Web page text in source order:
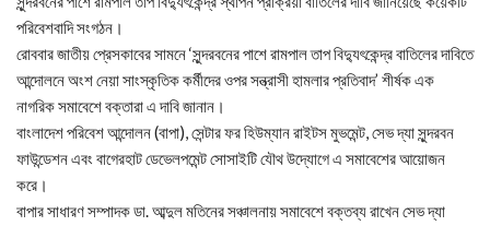
পরিবেশবাদি সংগঠন।
রোববার জাতীয় প্রেসকাবের সামনে ‘সুন্দরবনের পাশে রামপাল তাপ বিদ্যুৎকেন্দ্র বাতিলের দাবিতে
আন্দোলনে অংশ নেয়া সাংস্কৃতিক কর্মীদের ওপর সন্ত্রাসী হামলার প্রতিবাদ’ শীর্ষক এক
নাগরিক সমাবেশে বক্তারা এ দাবি জানান।
বাংলাদেশ পরিবেশ আন্দোলন (বাপা), সেন্টার ফর হিউম্যান রাইটস মুভমেন্ট, সেভ দ্যা সুন্দরবন
ফাউন্ডেশন এবং বাগেরহাট ডেভেলপমেন্ট সোসাইটি যৌথ উদ্যোগে এ সমাবেশের আয়োজন
করে।
বাপার সাধারণ সম্পাদক ডা. আব্দুল মতিনের সঞ্চালনায় সমাবেশে বক্তব্য রাখেন সেভ দ্যা